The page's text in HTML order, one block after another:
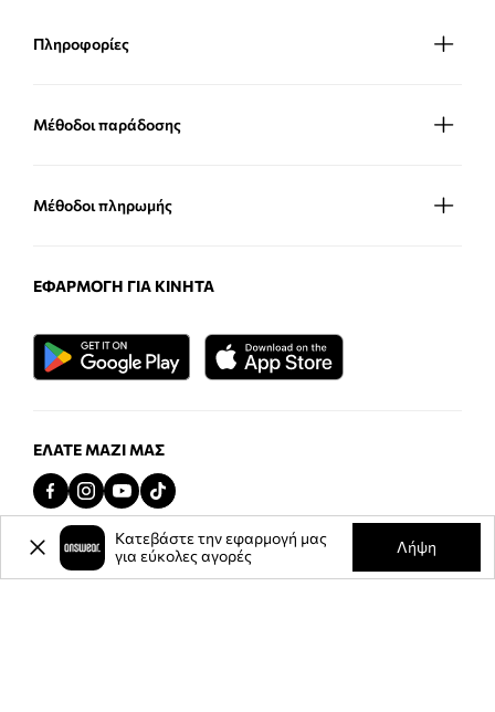
Πληροφορίες
Μέθοδοι παράδοσης
Μέθοδοι πληρωμής
ΕΦΑΡΜΟΓΉ ΓΙΑ ΚΙΝΗΤΆ
ΕΛΆΤΕ ΜΑΖΊ ΜΑΣ
Προστασία προσωπικών δεδομένων
Κατεβάστε την εφαρμογή μας
για εύκολες αγορές
Λήψη